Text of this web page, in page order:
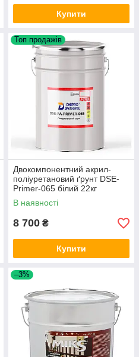
Купити
Топ продажів
Двокомпонентний акрил-
поліуретановий ґрунт DSE-
Primer-065 білий 22кг
В наявності
8 700 ₴
Купити
–3%